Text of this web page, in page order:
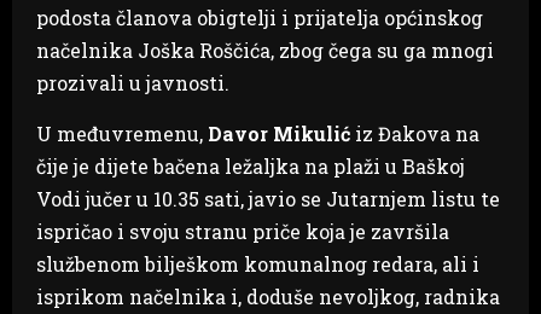
podosta članova obigtelji i prijatelja općinskog
načelnika Joška Roščića, zbog čega su ga mnogi
prozivali u javnosti.
U međuvremenu, Davor Mikulić iz Đakova na
čije je dijete bačena ležaljka na plaži u Baškoj
Vodi jučer u 10.35 sati, javio se Jutarnjem listu te
ispričao i svoju stranu priče koja je završila
službenom bilješkom komunalnog redara, ali i
isprikom načelnika i, doduše nevoljkog, radnika